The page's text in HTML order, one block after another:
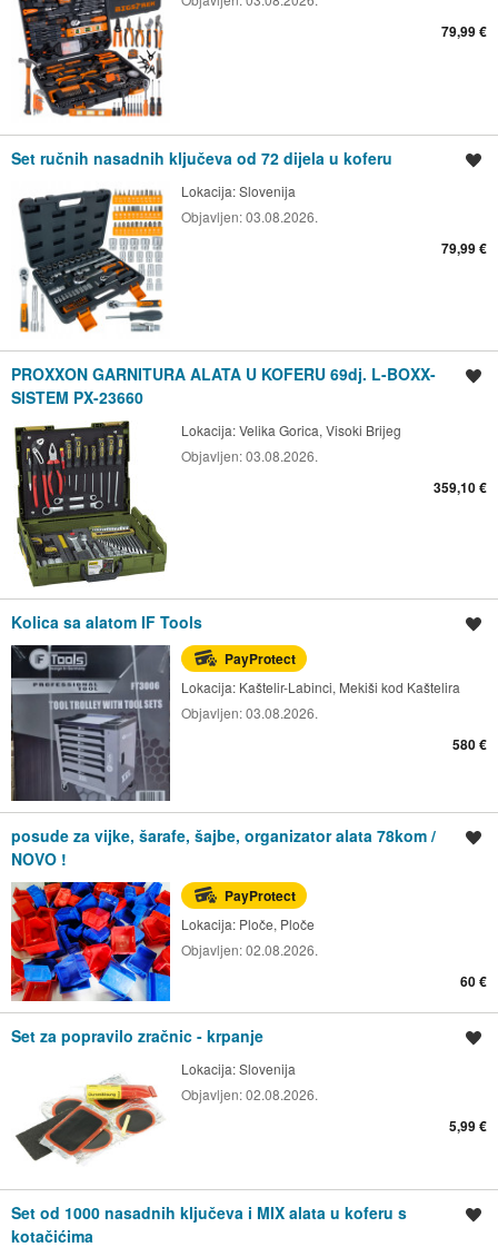
79,99 €
Set ručnih nasadnih ključeva od 72 dijela u koferu
Lokacija:Slovenija
Objavljen:03.08.2026.
79,99 €
PROXXON GARNITURA ALATA U KOFERU 69dj. L-BOXX-
SISTEM PX-23660
Lokacija:Velika Gorica, Visoki Brijeg
Objavljen:03.08.2026.
359,10 €
Kolica sa alatom IF Tools
PayProtect
Lokacija: Kaštelir-Labinci, Mekiši kod Kaštelira
Objavljen:03.08.2026.
580 €
posude za vijke, šarafe, šajbe, organizator alata 78kom /
NOVO !
PayProtect
Lokacija: Ploče, Ploče
Objavljen:02.08.2026.
60 €
Set za popravilo zračnic - krpanje
Lokacija:Slovenija
Objavljen:02.08.2026.
5,99 €
Set od 1000 nasadnih ključeva i MIX alata u koferu s
kotačićima